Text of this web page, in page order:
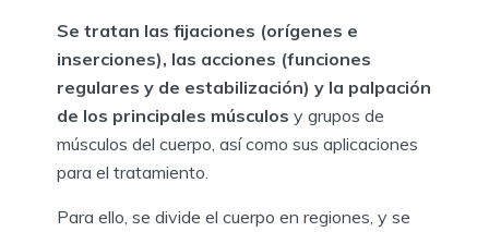
Se tratan las fijaciones (orígenes e
inserciones), las acciones (funciones
regulares y de estabilización) y la palpación
de los principales músculos y grupos de
músculos del cuerpo, así como sus aplicaciones
para el tratamiento.
Para ello, se divide el cuerpo en regiones, y se